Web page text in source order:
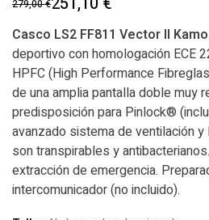
279,00€
Casco LS2 FF811 Vector II
deportivo con homologación ECE
HPFC (High Performance
de una amplia pantalla doble muy
predisposición para Pinlock®
avanzado sistema de ventilación
son transpirables y
extracción de emergencia.
intercomunicador (no incluido).